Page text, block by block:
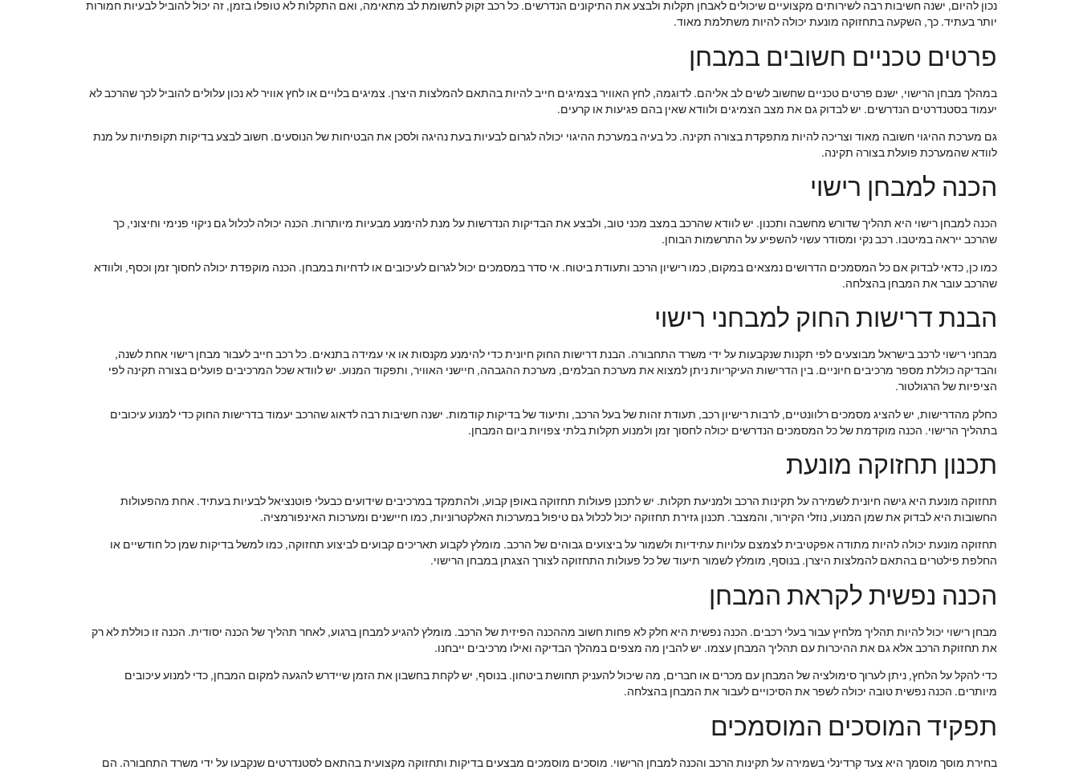
נכון להיום, ישנה חשיבות רבה לשירותים מקצועיים שיכולים לאבחן תקלות ולבצע את התיקונים הנדרשים. כל רכב זקוק לתשומת לב מתאימה, ואם התקלות לא טופלו בזמן, זה יכול להוביל לבעיות חמורות
יותר בעתיד. כך, השקעה בתחזוקה מונעת יכולה להיות משתלמת מאוד.
פרטים טכניים חשובים במבחן
במהלך מבחן הרישוי, ישנם פרטים טכניים שחשוב לשים לב אליהם. לדוגמה, לחץ האוויר בצמיגים חייב להיות בהתאם להמלצות היצרן. צמיגים בלויים או לחץ אוויר לא נכון עלולים להוביל לכך שהרכב לא
יעמוד בסטנדרטים הנדרשים. יש לבדוק גם את מצב הצמיגים ולוודא שאין בהם פגיעות או קרעים.
גם מערכת ההיגוי חשובה מאוד וצריכה להיות מתפקדת בצורה תקינה. כל בעיה במערכת ההיגוי יכולה לגרום לבעיות בעת נהיגה ולסכן את הבטיחות של הנוסעים. חשוב לבצע בדיקות תקופתיות על מנת
לוודא שהמערכת פועלת בצורה תקינה.
הכנה למבחן רישוי
הכנה למבחן רישוי היא תהליך שדורש מחשבה ותכנון. יש לוודא שהרכב במצב מכני טוב, ולבצע את הבדיקות הנדרשות על מנת להימנע מבעיות מיותרות. הכנה יכולה לכלול גם ניקוי פנימי וחיצוני, כך
שהרכב ייראה במיטבו. רכב נקי ומסודר עשוי להשפיע על התרשמות הבוחן.
כמו כן, כדאי לבדוק אם כל המסמכים הדרושים נמצאים במקום, כמו רישיון הרכב ותעודת ביטוח. אי סדר במסמכים יכול לגרום לעיכובים או לדחיות במבחן. הכנה מוקפדת יכולה לחסוך זמן וכסף, ולוודא
שהרכב עובר את המבחן בהצלחה.
הבנת דרישות החוק למבחני רישוי
מבחני רישוי לרכב בישראל מבוצעים לפי תקנות שנקבעות על ידי משרד התחבורה. הבנת דרישות החוק חיונית כדי להימנע מקנסות או אי עמידה בתנאים. כל רכב חייב לעבור מבחן רישוי אחת לשנה,
והבדיקה כוללת מספר מרכיבים חיוניים. בין הדרישות העיקריות ניתן למצוא את מערכת הבלמים, מערכת ההגבהה, חיישני האוויר, ותפקוד המנוע. יש לוודא שכל המרכיבים פועלים בצורה תקינה לפי
הציפיות של הרגולטור.
כחלק מהדרישות, יש להציג מסמכים רלוונטיים, לרבות רישיון רכב, תעודת זהות של בעל הרכב, ותיעוד של בדיקות קודמות. ישנה חשיבות רבה לדאוג שהרכב יעמוד בדרישות החוק כדי למנוע עיכובים
בתהליך הרישוי. הכנה מוקדמת של כל המסמכים הנדרשים יכולה לחסוך זמן ולמנוע תקלות בלתי צפויות ביום המבחן.
תכנון תחזוקה מונעת
תחזוקה מונעת היא גישה חיונית לשמירה על תקינות הרכב ולמניעת תקלות. יש לתכנן פעולות תחזוקה באופן קבוע, ולהתמקד במרכיבים שידועים כבעלי פוטנציאל לבעיות בעתיד. אחת מהפעולות
החשובות היא לבדוק את שמן המנוע, נוזלי הקירור, והמצבר. תכנון גזירת תחזוקה יכול לכלול גם טיפול במערכות האלקטרוניות, כמו חיישנים ומערכות האינפורמציה.
תחזוקה מונעת יכולה להיות מתודה אפקטיבית לצמצם עלויות עתידיות ולשמור על ביצועים גבוהים של הרכב. מומלץ לקבוע תאריכים קבועים לביצוע תחזוקה, כמו למשל בדיקות שמן כל חודשיים או
החלפת פילטרים בהתאם להמלצות היצרן. בנוסף, מומלץ לשמור תיעוד של כל פעולות התחזוקה לצורך הצגתן במבחן הרישוי.
הכנה נפשית לקראת המבחן
מבחן רישוי יכול להיות תהליך מלחיץ עבור בעלי רכבים. הכנה נפשית היא חלק לא פחות חשוב מההכנה הפיזית של הרכב. מומלץ להגיע למבחן ברגוע, לאחר תהליך של הכנה יסודית. הכנה זו כוללת לא רק
את תחזוקת הרכב אלא גם את ההיכרות עם תהליך המבחן עצמו. יש להבין מה מצפים במהלך הבדיקה ואילו מרכיבים ייבחנו.
כדי להקל על הלחץ, ניתן לערוך סימולציה של המבחן עם מכרים או חברים, מה שיכול להעניק תחושת ביטחון. בנוסף, יש לקחת בחשבון את הזמן שיידרש להגעה למקום המבחן, כדי למנוע עיכובים
מיותרים. הכנה נפשית טובה יכולה לשפר את הסיכויים לעבור את המבחן בהצלחה.
תפקיד המוסכים המוסמכים
בחירת מוסך מוסמך היא צעד קרדינלי בשמירה על תקינות הרכב והכנה למבחן הרישוי. מוסכים מוסמכים מבצעים בדיקות ותחזוקה מקצועית בהתאם לסטנדרטים שנקבעו על ידי משרד התחבורה. הם